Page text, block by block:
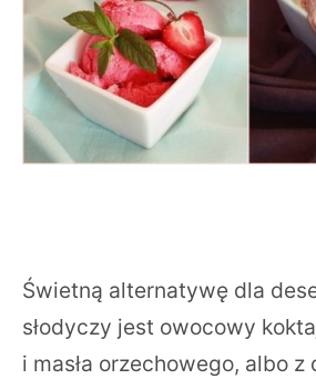
Świetną alternatywę dla
słodyczy jest owocowy
i masła orzechowego, albo z